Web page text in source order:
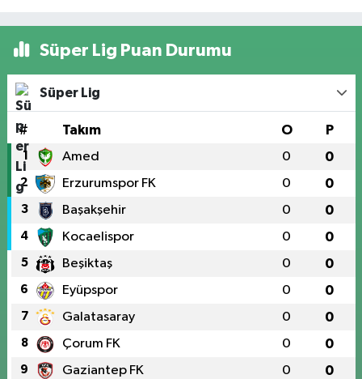
Süper Lig Puan Durumu
Süper Lig
# Takım O P
1 Amed 0 0
2 Erzurumspor FK 0 0
3 Başakşehir 0 0
4 Kocaelispor 0 0
5 Beşiktaş 0 0
6 Eyüpspor 0 0
7 Galatasaray 0 0
8 Çorum FK 0 0
9 Gaziantep FK 0 0